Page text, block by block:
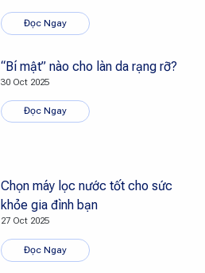
Đọc Ngay
“Bí mật” nào cho làn da rạng rỡ?
30 Oct 2025
Đọc Ngay
Chọn máy lọc nước tốt cho sức
khỏe gia đình bạn
27 Oct 2025
Đọc Ngay